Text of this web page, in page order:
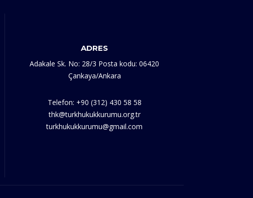
ADRES
Adakale Sk. No: 28/3 Posta kodu: 06420
Çankaya/Ankara
Telefon: +90 (312) 430 58 58
thk@turkhukukkurumu.org.tr
turkhukukkurumu@gmail.com